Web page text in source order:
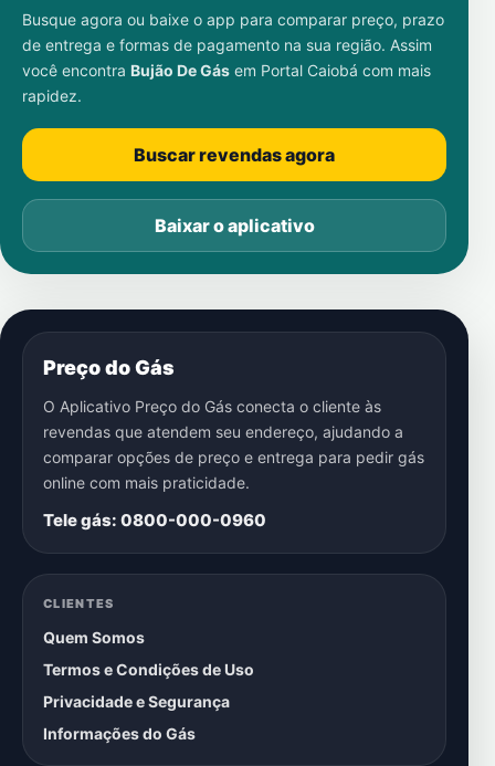
Busque agora ou baixe o app para comparar preço, prazo
de entrega e formas de pagamento na sua região. Assim
você encontra Bujão De Gás em Portal Caiobá com mais
rapidez.
Buscar revendas agora
Baixar o aplicativo
Preço do Gás
O Aplicativo Preço do Gás conecta o cliente às
revendas que atendem seu endereço, ajudando a
comparar opções de preço e entrega para pedir gás
online com mais praticidade.
Tele gás: 0800-000-0960
CLIENTES
Quem Somos
Termos e Condições de Uso
Privacidade e Segurança
Informações do Gás